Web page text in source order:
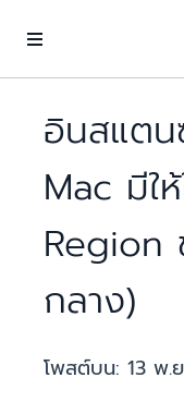
อินสแต
Mac มีใ
Region
กลาง)
โพสต์บน: 13 พ.